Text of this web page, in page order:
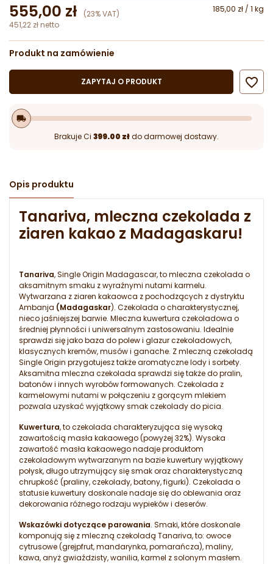
555,00 zł (23% VAT)
185,00 zł / 1 kg
451,22 zł netto
Produkt na zamówienie
ZAPYTAJ O PRODUKT 
local_shipping
Brakuje Ci 399.00 złdo darmowej dostawy.
Opis produktu
Tanariva, mleczna czekolada z
ziaren kakao z Madagaskaru!
Tanariva, Single Origin Madagascar, to mleczna czekolada o
aksamitnym smaku z wyraźnymi nutami karmelu.
Wytwarzana z ziaren kakaowca z pochodzących z dystryktu
Ambanja (Madagaskar). Czekolada o charakterystycznej,
nieco jaśniejszej barwie. Mleczna kuwertura czekoladowa o
średniej płynności i uniwersalnym zastosowaniu. Idealnie
sprawdzi się jako baza do polew i glazur czekoladowych,
klasycznych kremów, musów i ganache. Z mleczną czekoladą
Single Origin przygotujesz także aromatyczne lody i sorbety.
Aksamitna mleczna czekolada sprawdzi się także do pralin,
batonów i innych wyrobów formowanych. Czekolada z
karmelowymi nutami w połączeniu z gorącym mlekiem
pozwala uzyskać wyjątkowy smak czekolady do picia.
Kuwertura, to czekolada charakteryzująca się wysoką
zawartością masła kakaowego (powyżej 32%). Wysoka
zawartość masła kakaowego nadaje produktom
czekoladowym wytwarzanym na bazie kuwertury wyjątkowy
połysk, długo utrzymujący się smak oraz charakterystyczną
chrupkość (praliny, czekolady, batony, figurki). Czekolada o
statusie kuwertury doskonale nadaje się do oblewania oraz
dekorowania różnego rodzaju wypieków i deserów.
Wskazówki dotyczące parowania. Smaki, które doskonale
komponują się z mleczną czekoladą Tanariva, to: owoce
cytrusowe (grejpfrut, mandarynka, pomarańcza), maliny,
kawa, anyż gwiaździsty, wanilia, karmel z solonym masłem.